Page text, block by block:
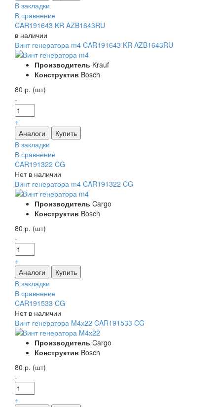
В закладки
В сравнение
CAR191643 KR AZB1643RU
в наличии
Винт генератора m4 CAR191643 KR AZB1643RU
Производитель Krauf
Конструктив Bosch
80 р. (шт)
-
+
В закладки
В сравнение
CAR191322 CG
Нет в наличии
Винт генератора m4 CAR191322 CG
Производитель Cargo
Конструктив Bosch
80 р. (шт)
-
+
В закладки
В сравнение
CAR191533 CG
Нет в наличии
Винт генератора M4х22 CAR191533 CG
Производитель Cargo
Конструктив Bosch
80 р. (шт)
-
+